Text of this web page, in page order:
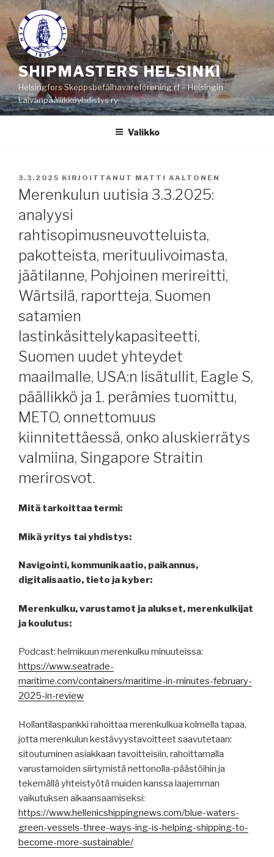
Siirry
sisältöön
SHIPMASTERS HELSINKI
Helsingfors Skeppsbefälhavareförening rf – Helsingin
Laivanpäällikköyhdistys ry
Valikko
JULKAISTU
3.3.2025 KIRJOITTANUT MATTI AALTONEN
Merenkulun uutisia 3.3.2025:
analyysi
rahtisopimusneuvotteluista,
pakotteista, merituulivoimasta,
jäätilanne, Pohjoinen merireitti,
Wärtsilä, raportteja, Suomen
satamien
lastinkäsittelykapasiteetti,
Suomen uudet yhteydet
maailmalle, USA:n lisätullit, Eagle S,
päällikkö ja 1. perämies tuomittu,
METO, onnettomuus
kiinnitettäessä, onko aluskierrätys
valmiina, Singapore Straitin
merirosvot.
Mitä tarkoittaa termi:
Mikä yritys tai yhdistys:
Navigointi, kommunikaatio, paikannus,
digitalisaatio, tieto ja kyber:
Merenkulku, varustamot ja alukset, merenkulkijat
ja koulutus:
Podcast: helmikuun merenkulku minuuteissa:
https://www.seatrade-
maritime.com/containers/maritime-in-minutes-february-
2025-in-review
Hollantilaspankki rahoittaa merenkulkua kolmella tapaa,
jotta merenkulun kestävyystavoitteet saavutetaan:
sitoutuminen asiakkaan tavoitteisiin, rahoittamalla
varustamoiden siirtymistä nettonolla-päästöihin ja
tekemällä yhteistyötä muiden kanssa laajemman
vaikutuksen aikaansaamiseksi:
https://www.hellenicshippingnews.com/blue-waters-
green-vessels-three-ways-ing-is-helping-shipping-to-
become-more-sustainable/